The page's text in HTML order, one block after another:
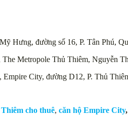
Hưng, đường số 16, P. Tân Phú,
The Metropole Thủ Thiêm, Nguyễn
Empire City, đường D12, P. Thủ
cho thuê, căn hộ Empire City,